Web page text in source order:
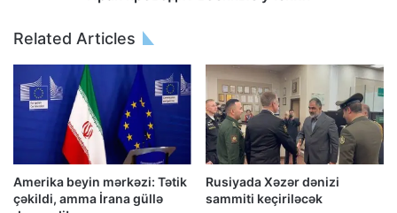
Related Articles
Amerika beyin mərkəzi: Tətik
çəkildi, amma İrana güllə
Rusiyada Xəzər dənizi
sammiti keçiriləcək